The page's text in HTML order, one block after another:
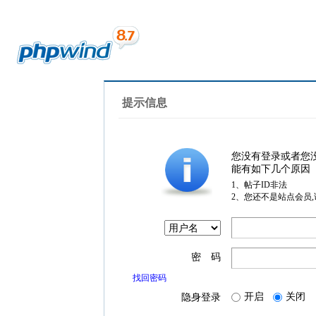
提示信息
您没有登录或者您
能有如下几个原因
1、帖子ID非法
2、您还不是站点会员
密 码
找回密码
隐身登录 开启 关闭